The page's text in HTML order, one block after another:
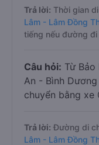
Trả lời: Thời gian
Lâm - Lâm Đồng
tiếng nếu đường
Câu hỏi: Từ
An - Bình
chuyển bằng xe
Trả lời: Đường di
Lâm - Lâm Đồng